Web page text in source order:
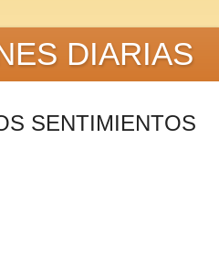
DIARIAS
SENTIMIENTOS